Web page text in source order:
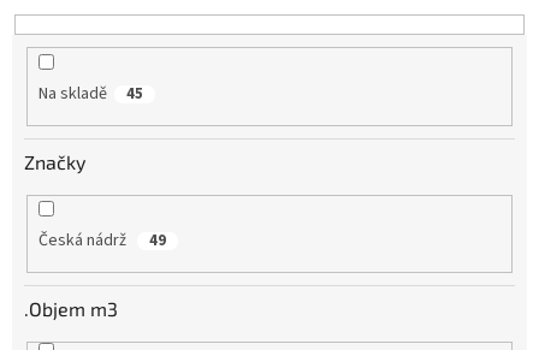
t
ů
Na skladě 45
Značky
Česká nádrž 49
.Objem m3